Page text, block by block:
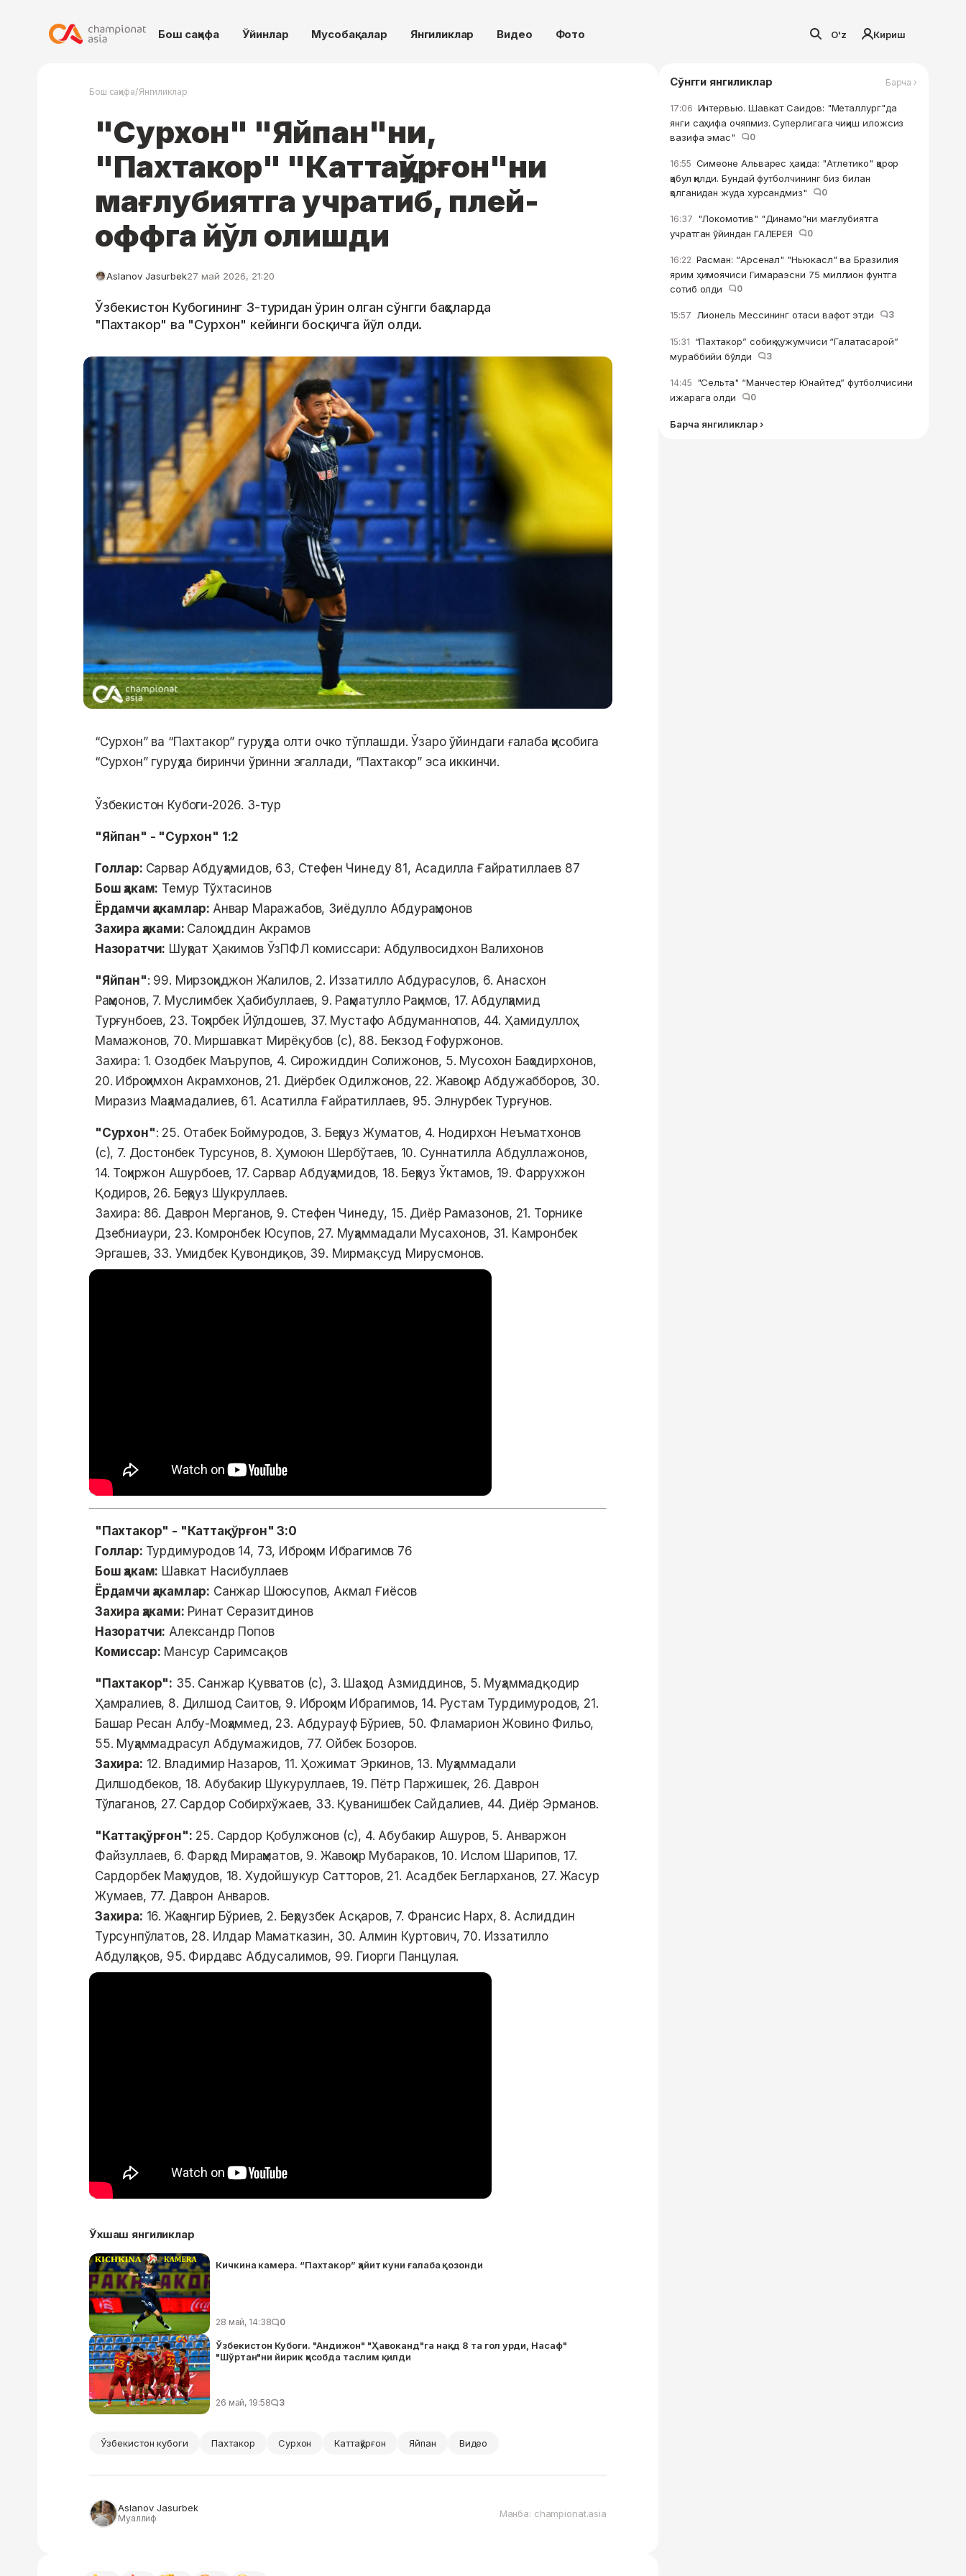
Бош саҳифа Ўйинлар Мусобақалар Янгиликлар Видео Фото O'z Кириш
Бош саҳифа/Янгиликлар
"Сурхон" "Яйпан"ни,
"Пахтакор" "Каттақўрғон"ни
мағлубиятга учратиб, плей-
оффга йўл олишди
Aslanov Jasurbek27 май 2026, 21:20
Ўзбекистон Кубогининг 3-туридан ўрин олган сўнгги баҳсларда
"Пахтакор" ва "Сурхон" кейинги босқичга йўл олди.
“Сурхон” ва “Пахтакор” гуруҳда олти очко тўплашди. Ўзаро ўйиндаги ғалаба ҳисобига
“Сурхон” гуруҳда биринчи ўринни эгаллади, “Пахтакор” эса иккинчи.
Ўзбекистон Кубоги-2026. 3-тур
"Яйпан" - "Сурхон" 1:2
Голлар: Сарвар Абдуҳамидов, 63, Стефен Чинеду 81, Асадилла Ғайратиллаев 87
Бош ҳакам: Темур Тўхтасинов
Ёрдамчи ҳакамлар: Анвар Маражабов, Зиёдулло Абдураҳмонов
Захира ҳаками: Салоҳиддин Акрамов
Назоратчи: Шуҳрат Ҳакимов ЎзПФЛ комиссари: Абдулвосидхон Валихонов
"Яйпан": 99. Мирзоҳиджон Жалилов, 2. Иззатилло Абдурасулов, 6. Анасхон
Раҳмонов, 7. Муслимбек Ҳабибуллаев, 9. Раҳматулло Раҳимов, 17. Абдулҳамид
Турғунбоев, 23. Тоҳирбек Йўлдошев, 37. Мустафо Абдуманнопов, 44. Ҳамидуллоҳ
Мамажонов, 70. Миршавкат Мирёқубов (с), 88. Бекзод Ғофуржонов.
Захира: 1. Озодбек Маърупов, 4. Сирожиддин Солижонов, 5. Мусохон Баҳодирхонов,
20. Иброҳимхон Акрамхонов, 21. Диёрбек Одилжонов, 22. Жавоҳир Абдужабборов, 30.
Миразиз Маҳамадалиев, 61. Асатилла Ғайратиллаев, 95. Элнурбек Турғунов.
"Сурхон": 25. Отабек Боймуродов, 3. Беҳруз Жуматов, 4. Нодирхон Неъматхонов
(с), 7. Достонбек Турсунов, 8. Ҳумоюн Шербўтаев, 10. Суннатилла Абдуллажонов,
14. Тоҳиржон Ашурбоев, 17. Сарвар Абдуҳамидов, 18. Беҳруз Ўктамов, 19. Фаррухжон
Қодиров, 26. Беҳруз Шукруллаев.
Захира: 86. Даврон Мерганов, 9. Стефен Чинеду, 15. Диёр Рамазонов, 21. Торнике
Дзебниаури, 23. Комронбек Юсупов, 27. Муҳаммадали Мусахонов, 31. Камронбек
Эргашев, 33. Умидбек Қувондиқов, 39. Мирмақсуд Мирусмонов.
"Пахтакор" - "Каттақўрғон" 3:0
Голлар: Турдимуродов 14, 73, Иброҳим Ибрагимов 76
Бош ҳакам: Шавкат Насибуллаев
Ёрдамчи ҳакамлар: Санжар Шоюсупов, Акмал Ғиёсов
Захира ҳаками: Ринат Серазитдинов
Назоратчи: Александр Попов
Комиссар: Мансур Саримсақов
"Пахтакор": 35. Санжар Қувватов (с), 3. Шаҳзод Азмиддинов, 5. Муҳаммадқодир
Ҳамралиев, 8. Дилшод Саитов, 9. Иброҳим Ибрагимов, 14. Рустам Турдимуродов, 21.
Башар Ресан Албу-Моҳаммед, 23. Абдурауф Бўриев, 50. Фламарион Жовино Фильо,
55. Муҳаммадрасул Абдумажидов, 77. Ойбек Бозоров.
Захира: 12. Владимир Назаров, 11. Ҳожимат Эркинов, 13. Муҳаммадали
Дилшодбеков, 18. Абубакир Шукуруллаев, 19. Пётр Паржишек, 26. Даврон
Тўлаганов, 27. Сардор Собирхўжаев, 33. Қуванишбек Сайдалиев, 44. Диёр Эрманов.
"Каттақўрғон": 25. Сардор Қобулжонов (с), 4. Абубакир Ашуров, 5. Анваржон
Файзуллаев, 6. Фарҳод Мираҳматов, 9. Жавоҳир Мубараков, 10. Ислом Шарипов, 17.
Сардорбек Маҳмудов, 18. Худойшукур Сатторов, 21. Асадбек Бегларханов, 27. Жасур
Жумаев, 77. Даврон Анваров.
Захира: 16. Жаҳонгир Бўриев, 2. Беҳрузбек Асқаров, 7. Франсис Нарх, 8. Аслиддин
Турсунпўлатов, 28. Илдар Маматказин, 30. Алмин Куртович, 70. Иззатилло
Абдулҳақов, 95. Фирдавс Абдусалимов, 99. Гиорги Панцулая.
Ўхшаш янгиликлар
Кичкина камера. “Пахтакор” ҳайит куни ғалаба қозонди
28 май, 14:38 0
Ўзбекистон Кубоги. "Андижон" "Ҳавоканд"га нақд 8 та гол урди, Насаф"
"Шўртан"ни йирик ҳисобда таслим қилди
26 май, 19:58 3
Ўзбекистон кубоги Пахтакор Сурхон Каттақўрғон Яйпан Видео
Aslanov Jasurbek
Муаллиф Манба: championat.asia
Сўнгги янгиликлар Барча ›
17:06 Интервью. Шавкат Саидов: "Металлург"да
янги саҳифа очяпмиз. Суперлигага чиқиш иложсиз
вазифа эмас"
0
16:55 Симеоне Альварес ҳақида: "Атлетико" қарор
қабул қилди. Бундай футболчининг биз билан
қолганидан жуда хурсандмиз"
0
16:37 "Локомотив" "Динамо"ни мағлубиятга
учратган ўйиндан ГАЛЕРЕЯ
0
16:22 Расман: “Арсенал" "Ньюкасл" ва Бразилия
ярим ҳимоячиси Гимараэсни 75 миллион фунтга
сотиб олди
0
15:57 Лионель Мессининг отаси вафот этди 3
15:31 “Пахтакор” собиқ ҳужумчиси “Галатасарой”
мураббийи бўлди
3
14:45 "Сельта" “Манчестер Юнайтед” футболчисини
ижарага олди
0
Барча янгиликлар ›